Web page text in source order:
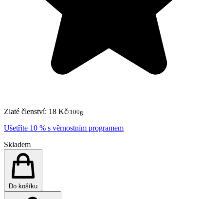
Zlaté členství: 18 Kč/100g
Ušetříte 10 % s věrnostním programem
Skladem
Do košíku